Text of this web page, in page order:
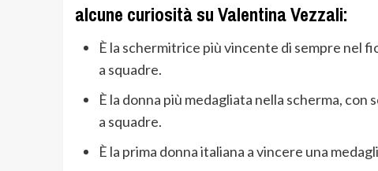
alcune curiosità su Valentina Vezzali:
È la schermitrice più vincente di sempre nel
a squadre.
È la donna più medagliata nella scherma,
a squadre.
È la prima donna italiana a vincere una